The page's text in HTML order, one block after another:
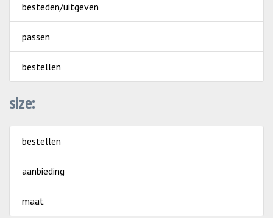
besteden/uitgeven
passen
bestellen
size:
bestellen
aanbieding
maat